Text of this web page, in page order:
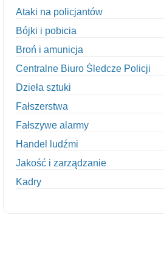
Ataki na policjantów
Bójki i pobicia
Broń i amunicja
Centralne Biuro Śledcze Policji
Dzieła sztuki
Fałszerstwa
Fałszywe alarmy
Handel ludźmi
Jakość i zarządzanie
Kadry